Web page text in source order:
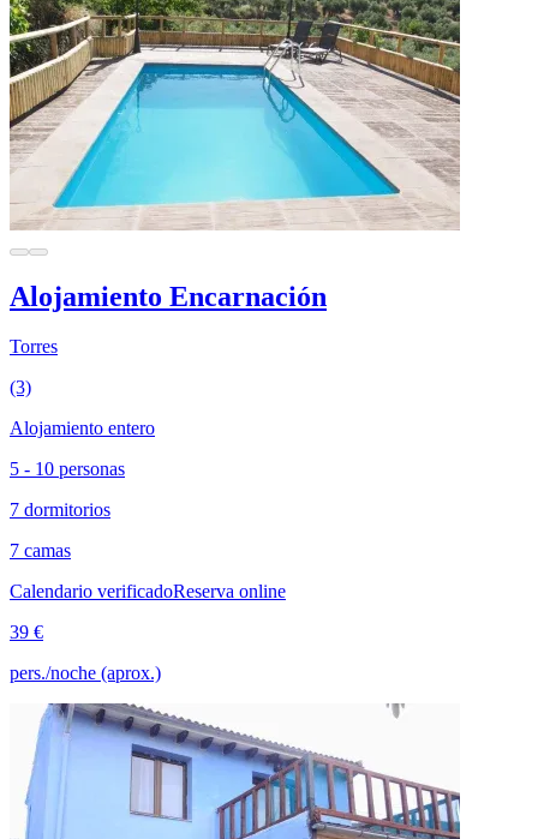
Alojamiento Encarnación
Torres
(3)
Alojamiento entero
5 - 10 personas
7 dormitorios
7 camas
Calendario verificadoReserva online
39 €
pers./noche (aprox.)